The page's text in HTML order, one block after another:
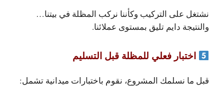
نشتغل على التركيب وكأننا نركب المظلة في بيتنا…
والنتيجة دايم تليق بمستوى عملائنا.
اختبار فعلي للمظلة قبل التسليم
قبل ما نسلمك المشروع، نقوم باختبارات ميدانية تشمل: